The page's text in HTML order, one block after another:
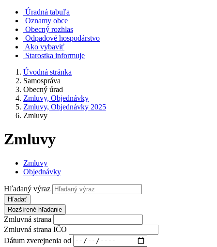
Úradná tabuľa
Oznamy obce
Obecný rozhlas
Odpadové hospodárstvo
Ako vybaviť
Starostka informuje
Úvodná stránka
Samospráva
Obecný úrad
Zmluvy, Objednávky
Zmluvy, Objednávky 2025
Zmluvy
Zmluvy
Zmluvy
Objednávky
Hľadaný výraz
Hľadať
Rozšírené hľadanie
Zmluvná strana
Zmluvná strana IČO
Dátum zverejnenia od